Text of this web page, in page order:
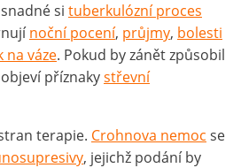
si tuberkulózní proces
noční pocení, průjmy, bolesti
na váze. Pokud by zánět způsobil
příznakystřevní
terapie. Crohnova nemoc se
, jejichž podání by